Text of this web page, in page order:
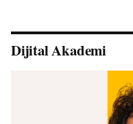
Dijital Akademi